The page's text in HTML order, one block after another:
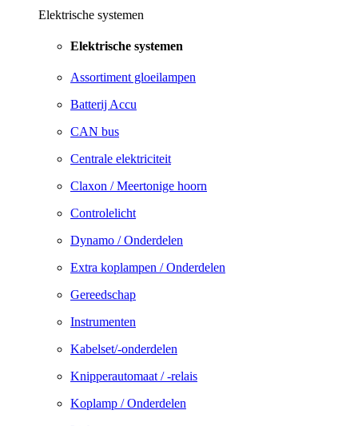
Elektrische systemen
Elektrische systemen
Assortiment gloeilampen
Batterij Accu
CAN bus
Centrale elektriciteit
Claxon / Meertonige hoorn
Controlelicht
Dynamo / Onderdelen
Extra koplampen / Onderdelen
Gereedschap
Instrumenten
Kabelset/-onderdelen
Knipperautomaat / -relais
Koplamp / Onderdelen